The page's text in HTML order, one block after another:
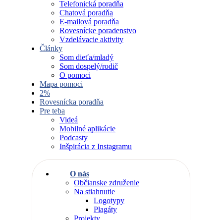
Telefonická poradňa
Chatová poradňa
E-mailová poradňa
Rovesnícke poradenstvo
Vzdelávacie aktivity
Články
Som dieťa/mladý
Som dospelý/rodič
O pomoci
Mapa pomoci
2%
Rovesnícka poradňa
Pre teba
Videá
Mobilné aplikácie
Podcasty
Inšpirácia z Instagramu
O nás
Občianske združenie
Na stiahnutie
Logotypy
Plagáty
Projekty